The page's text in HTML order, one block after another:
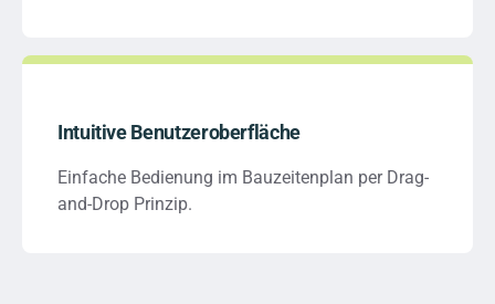
Intuitive Benutzeroberfläche
Einfache Bedienung im Bauzeitenplan per Drag-
and-Drop Prinzip.